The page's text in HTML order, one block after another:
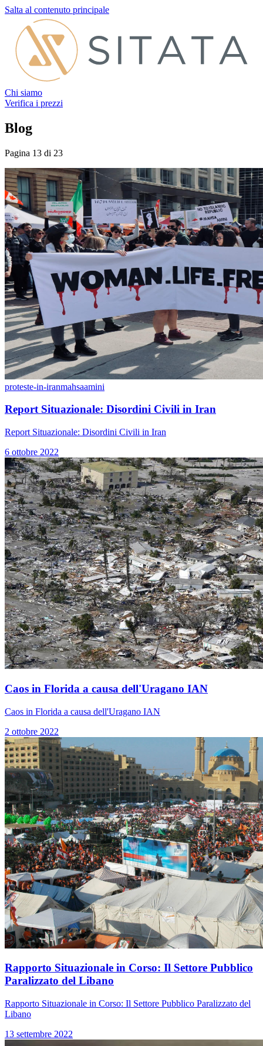
Salta al contenuto principale
Chi siamo
Verifica i prezzi
Blog
Pagina 13 di 23
proteste-in-iranmahsaamini
Report Situazionale: Disordini Civili in Iran
Report Situazionale: Disordini Civili in Iran
6 ottobre 2022
Caos in Florida a causa dell'Uragano IAN
Caos in Florida a causa dell'Uragano IAN
2 ottobre 2022
Rapporto Situazionale in Corso: Il Settore Pubblico
Paralizzato del Libano
Rapporto Situazionale in Corso: Il Settore Pubblico Paralizzato del
Libano
13 settembre 2022